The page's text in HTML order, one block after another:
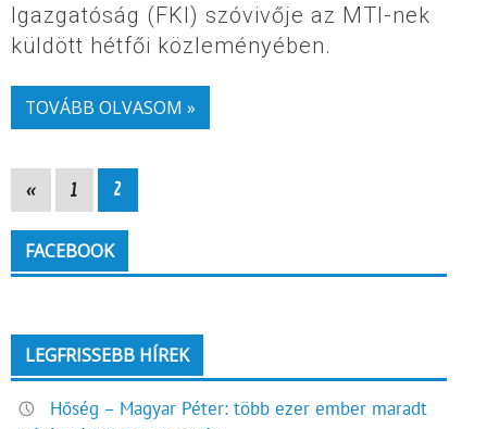
Igazgatóság (FKI) szóvivője az MTI-nek
küldött hétfői közleményében.
TOVÁBB OLVASOM »
« 1 2
FACEBOOK
LEGFRISSEBB HÍREK
Hőség – Magyar Péter: több ezer ember maradt